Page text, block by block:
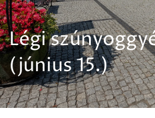
Légi
(június 15.)